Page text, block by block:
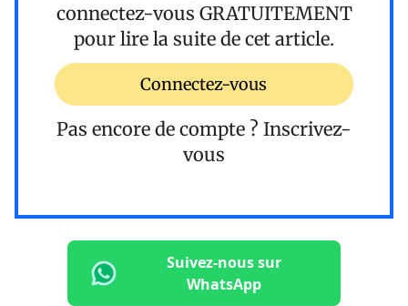
connectez-vous GRATUITEMENT
pour lire la suite de cet article.
Connectez-vous
Pas encore de compte ? Inscrivez-
vous
Suivez-nous sur
WhatsApp